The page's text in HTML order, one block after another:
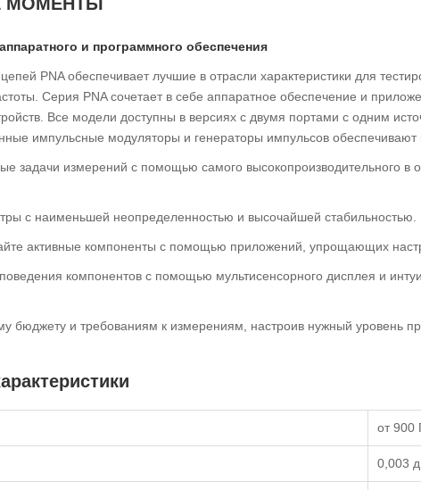
и программного обеспечения
PNA обеспечивает лучшие в отрасли характеристики для
Серия PNA сочетает в себе аппаратное обеспечение и
Все модели доступны в версиях с двумя портами с одним
импульсные модуляторы и генераторы импульсов
задачи измерений с помощью самого высокопроизводительного в
с наименьшей неопределенностью и высочайшей стабильностью.
активные компоненты с помощью приложений, упрощающих
компонентов с помощью мультисенсорного дисплея и
бюджету и требованиям к измерениям, настроив нужный уровень
от 900
0,003